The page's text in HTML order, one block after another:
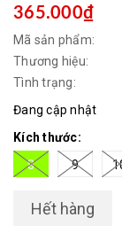
365.000₫
Mã sản phẩm:
Thương hiệu:
Tình trạng:
Đang cập nhật
Kích thước:
8
9
Hết hàng